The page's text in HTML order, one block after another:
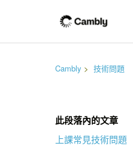
Cambly 技術問題
此段落內的文章
上課常見技術問題